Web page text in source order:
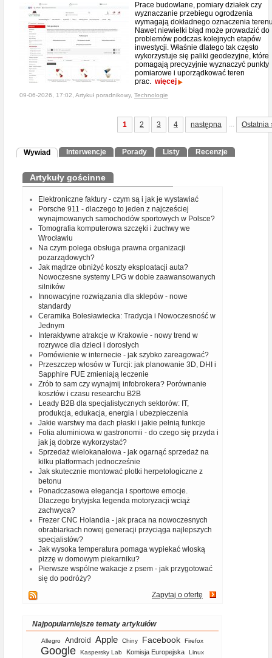
Prace budowlane, pomiary działek czy
wyznaczanie przebiegu ogrodzenia
wymagają dokładnego oznaczenia
Nawet niewielki błąd może prowadzić do
problemów podczas kolejnych etapów
inwestycji. Właśnie dlatego tak często
wykorzystuje się paliki geodezyjne, które
pomagają precyzyjnie wyznaczyć punkty
pomiarowe i uporządkować teren
prac. więcej
09-06-2026, 17:02, Artykuł poradnikowy, Technologie
1 2 3 4 następna ... Ostatnia
Wywiad Interwencje Porady Listy Recenzje
Artykuły gościnne
Elektroniczne faktury - czym są i jak je wystawiać
Porsche 911 - dlaczego to jeden z najcześciej
wynajmowanych samochodów sportowych w Polsce?
Tomografia komputerowa szczęki i żuchwy we
Wrocławiu
Na czym polega obsługa prawna organizacji
pozarządowych?
Jak mądrze obniżyć koszty eksploatacji auta?
Nowoczesne systemy LPG w dobie zaawansowanych
silników
Innowacyjne rozwiązania dla sklepów - nowe
standardy
Ceramika Bolesławiecka: Tradycja i Nowoczesność w
Jednym
Interaktywne atrakcje w Krakowie - nowy trend w
rozrywce dla dzieci i dorosłych
Pomówienie w internecie - jak szybko zareagować?
Przeszczep włosów w Turcji: jak planowanie 3D, DHI i
Sapphire FUE zmieniają leczenie
Zrób to sam czy wynajmij infobrokera? Porównanie
kosztów i czasu researchu B2B
Leady B2B dla specjalistycznych sektorów: IT,
produkcja, edukacja, energia i ubezpieczenia
Jakie warstwy ma dach płaski i jakie pełnią funkcje
Folia aluminiowa w gastronomii - do czego się przyda i
jak ją dobrze wykorzystać?
Sprzedaż wielokanałowa - jak ogarnąć sprzedaż na
kilku platformach jednocześnie
Jak skutecznie montować płotki herpetologiczne z
betonu
Ponadczasowa elegancja i sportowe emocje.
Dlaczego brytyjska legenda motoryzacji wciąż
zachwyca?
Frezer CNC Holandia - jak praca na nowoczesnych
obrabiarkach nowej generacji przyciąga najlepszych
specjalistów?
Jak wysoka temperatura pomaga wypiekać włoską
pizzę w domowym piekarniku?
Pierwsze wspólne wakacje z psem - jak przygotować
się do podróży?
Zapytaj o ofertę
Najpopularniejsze tematy artykułów
Allegro Android Apple Chiny Facebook Firefox
Google Kaspersky Lab Komisja Europejska Linux